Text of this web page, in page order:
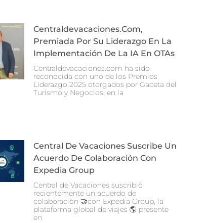
Centraldevacaciones.com,
Premiada Por Su Liderazgo En La
Implementación De La IA En OTAs
Centraldevacaciones.com ha sido
reconocida con uno de los Premios
Liderazgo 2025 otorgados por Gaceta del
Turismo y Negocios, en la
Central De Vacaciones Suscribe Un
Acuerdo De Colaboración Con
Expedia Group
Central de Vacaciones suscribió
recientemente un acuerdo de
colaboración 🤝con Expedia Group, la
plataforma global de viajes 🌎 presente
en